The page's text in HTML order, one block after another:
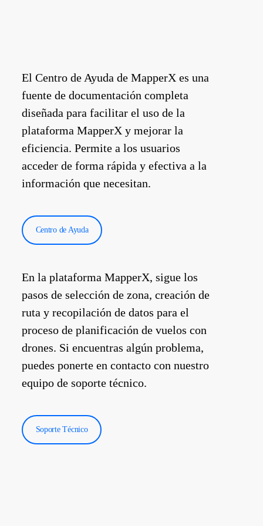
El Centro de Ayuda de MapperX es una
fuente de documentación completa
diseñada para facilitar el uso de la
plataforma MapperX y mejorar la
eficiencia. Permite a los usuarios
acceder de forma rápida y efectiva a la
información que necesitan.
Centro de Ayuda
En la plataforma MapperX, sigue los
pasos de selección de zona, creación de
ruta y recopilación de datos para el
proceso de planificación de vuelos con
drones. Si encuentras algún problema,
puedes ponerte en contacto con nuestro
equipo de soporte técnico.
Soporte Técnico